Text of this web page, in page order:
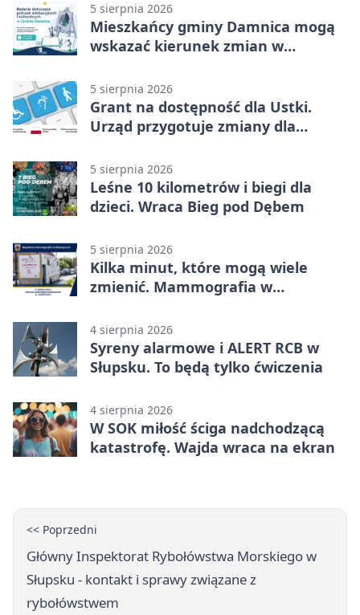
5 sierpnia 2026
Mieszkańcy gminy Damnica mogą
wskazać kierunek zmian w
5 sierpnia 2026
Grant na dostępność dla Ustki.
Urząd przygotuje zmiany dla
5 sierpnia 2026
Leśne 10 kilometrów i biegi dla
dzieci. Wraca Bieg pod Dębem
5 sierpnia 2026
Kilka minut, które mogą wiele
zmienić. Mammografia w
4 sierpnia 2026
Syreny alarmowe i ALERT RCB w
Słupsku. To będą tylko ćwiczenia
4 sierpnia 2026
W SOK miłość ściga nadchodzącą
katastrofę. Wajda wraca na ekran
<< Poprzedni
Główny Inspektorat Rybołówstwa Morskiego w
Słupsku - kontakt i sprawy związane z
rybołówstwem